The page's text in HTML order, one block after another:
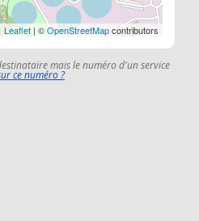
Leaflet | ©OpenStreetMapcontributors
mais le numéro d'un service
ce numéro ?